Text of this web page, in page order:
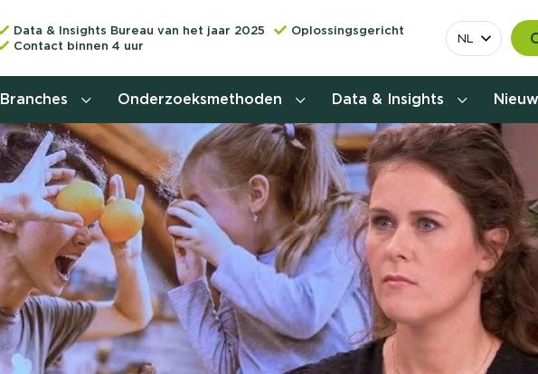
Data & Insights Bureau van het jaar 2025
Oplossingsgericht
Contact binnen 4 uur
NL
Behoefteonderzoek
Customer journey onderzoek
Customer value proposition
Doelgroeponderzoek
Naamsbekendheidonderzoek
Branches Onderzoeksmethoden Data & Insights